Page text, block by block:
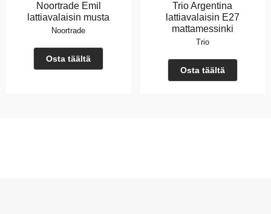
Noortrade Emil
lattiavalaisin musta
Noortrade
Osta täältä
Trio Argentina
lattiavalaisin E27
mattamessinki
Trio
Osta täältä